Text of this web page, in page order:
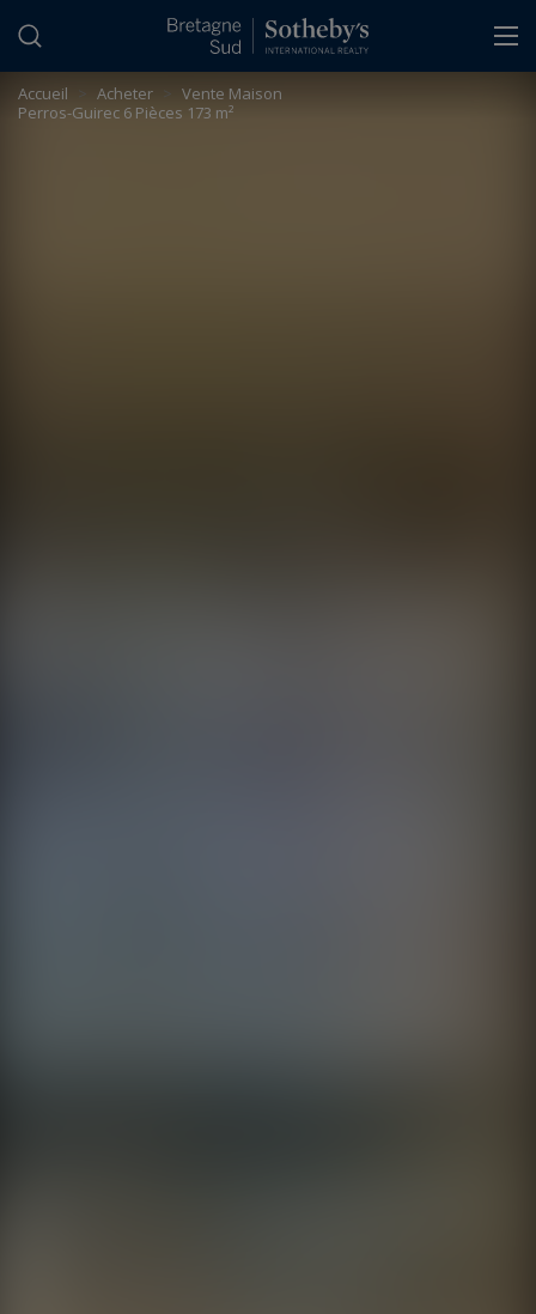
Accueil > Acheter > Vente Maison
Perros-Guirec 6 Pièces 173 m²